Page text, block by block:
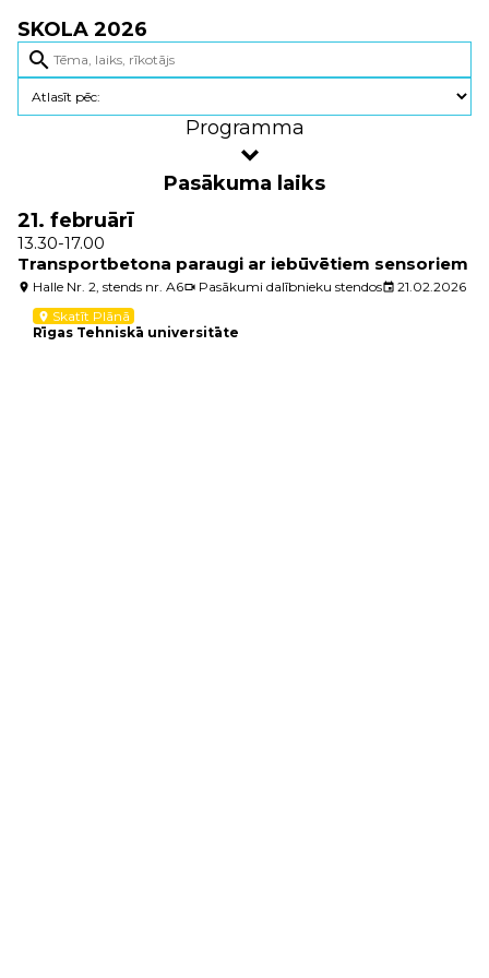
SKOLA 2026
search
Programma
Pasākuma laiks
21. februārī
13.30-17.00
Transportbetona paraugi ar iebūvētiem sensoriem
location_on Halle Nr. 2, stends nr. A6videocam Pasākumi dalībnieku stendosevent 21.02.2026
location_on Skatīt Plānā
Rīgas Tehniskā universitāte